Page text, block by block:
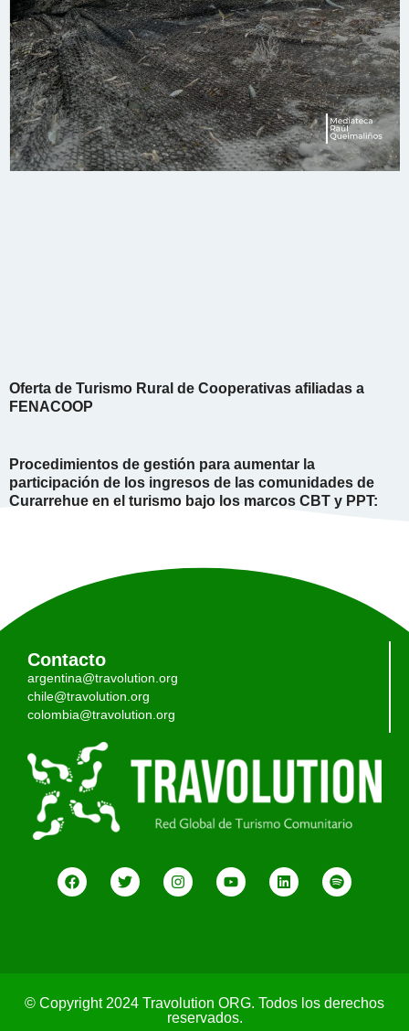
Oferta de Turismo Rural de Cooperativas afiliadas a
FENACOOP
Procedimientos de gestión para aumentar la
participación de los ingresos de las comunidades de
Curarrehue en el turismo bajo los marcos CBT y PPT:
Contacto
argentina@travolution.org
chile@travolution.org
colombia@travolution.org
© Copyright 2024 Travolution ORG. Todos los derechos
reservados.